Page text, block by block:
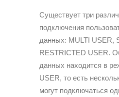
Существует три
подключения
данных: MULTI USER,
RESTRICTED USER.
данных находится в
USER, то есть
могут подключаться